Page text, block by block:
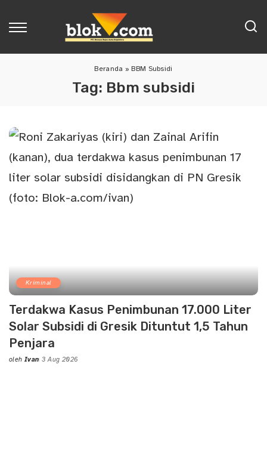
Beranda »BBM Subsidi
Tag: Bbm subsidi
Kriminal
Terdakwa Kasus Penimbunan 17.000 Liter
Solar Subsidi di Gresik Dituntut 1,5 Tahun
Penjara
Posted
oleh Ivan 3 Aug 2026